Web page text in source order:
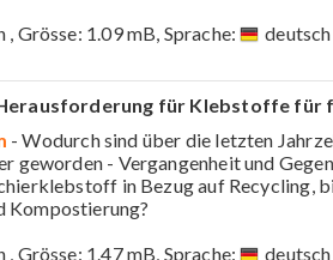
, Grösse: 1.09 mB, Sprache:
deutsch
für Klebstoffe für
- Wodurch sind über die letzten
geworden - Vergangenheit und
in Bezug auf Recycling,
Kompostierung?
, Grösse: 1.47 mB, Sprache:
deutsch